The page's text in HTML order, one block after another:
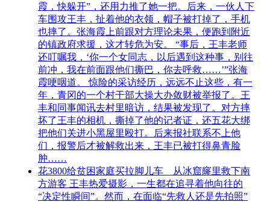
霞，快躲开”，还用力推了她一把。后来，一伙人下
车围攻王丰，扯着他的衣领，帽子被打掉了，手机
也摔了。张海霞上前跟对方理论未果，便跑到附近
的镇政府求援，这才转危为安。 “事后，王丰老师
还叮嘱我，‘你一个女同志，以后遇到这种事，别往
前冲，我在前面跟他们撕巴，你去呼救……’”张海
霞哽咽道。 惊险的采访经历，远远不止这些，有一
年，青冈的一个村干部大操大办敛财被举报了。王
丰和同事闻讯去村里暗访，结果被发现了。对方摔
坏了王丰的相机，撕掉了他的记者证，还五花大绑
把他们关进小黑屋里殴打。后来报社联系不上他
们，报警后才被解救出来，王丰已被打得鼻青脸
肿……
花3800给贫困家庭买拉脚儿车 从冰窟窿里救下南
方游客 王丰热爱摄影，一生都在追寻着他向往的
“决定性瞬间”。然而，在面临“先救人还是先拍照”